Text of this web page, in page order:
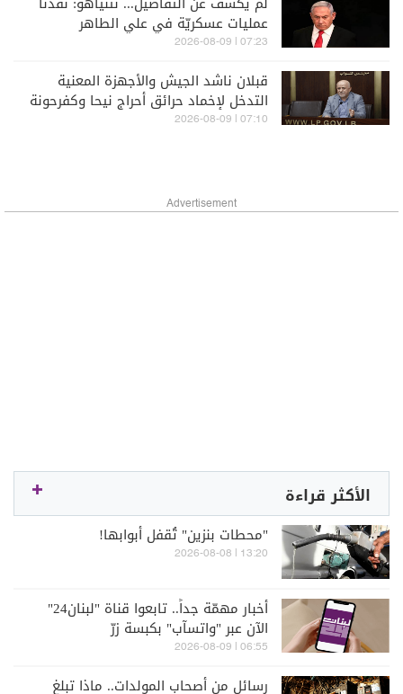
عمليات عسكريّة في علي الطاهر
07:23 | 2026-08-09
قبلان ناشد الجيش والأجهزة المعنية
التدخل لإخماد حرائق أحراج نيحا وكفرحونة
والبقاع الغربي
07:10 | 2026-08-09
Advertisement
الأكثر قراءة
"محطات بنزين" تُقفل أبوابها!
13:20 | 2026-08-08
أخبار مهمّة جداً.. تابعوا قناة "لبنان24"
الآن عبر "واتسآب" بكبسة زرّ
06:55 | 2026-08-09
رسائل من أصحاب المولدات.. ماذا تبلغ